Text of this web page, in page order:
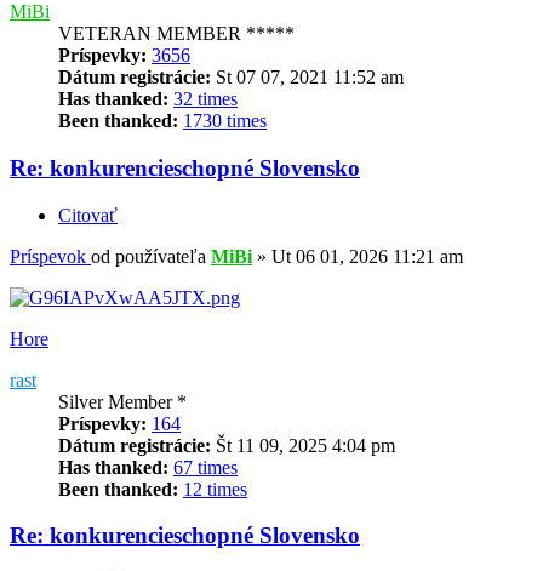
MiBi
VETERAN MEMBER *****
Príspevky: 3656
Dátum registrácie: St 07 07, 2021 11:52 am
Has thanked: 32 times
Been thanked: 1730 times
Re: konkurencieschopné Slovensko
Citovať
Príspevok od používateľa MiBi » Ut 06 01, 2026 11:21 am
Hore
rast
Silver Member *
Príspevky: 164
Dátum registrácie: Št 11 09, 2025 4:04 pm
Has thanked: 67 times
Been thanked: 12 times
Re: konkurencieschopné Slovensko